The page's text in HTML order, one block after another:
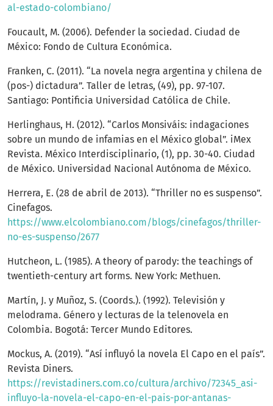
al-estado-colombiano/
Foucault, M. (2006). Defender la sociedad. Ciudad de
México: Fondo de Cultura Económica.
Franken, C. (2011). “La novela negra argentina y chilena de
(pos-) dictadura”. Taller de letras, (49), pp. 97-107.
Santiago: Pontificia Universidad Católica de Chile.
Herlinghaus, H. (2012). “Carlos Monsiváis: indagaciones
sobre un mundo de infamias en el México global”. iMex
Revista. México Interdisciplinario, (1), pp. 30-40. Ciudad
de México. Universidad Nacional Autónoma de México.
Herrera, E. (28 de abril de 2013). “Thriller no es suspenso”.
Cinefagos.
https://www.elcolombiano.com/blogs/cinefagos/thriller-
no-es-suspenso/2677
Hutcheon, L. (1985). A theory of parody: the teachings of
twentieth-century art forms. New York: Methuen.
Martín, J. y Muñoz, S. (Coords.). (1992). Televisión y
melodrama. Género y lecturas de la telenovela en
Colombia. Bogotá: Tercer Mundo Editores.
Mockus, A. (2019). “Así influyó la novela El Capo en el país”.
Revista Diners.
https://revistadiners.com.co/cultura/archivo/72345_asi-
influyo-la-novela-el-capo-en-el-pais-por-antanas-